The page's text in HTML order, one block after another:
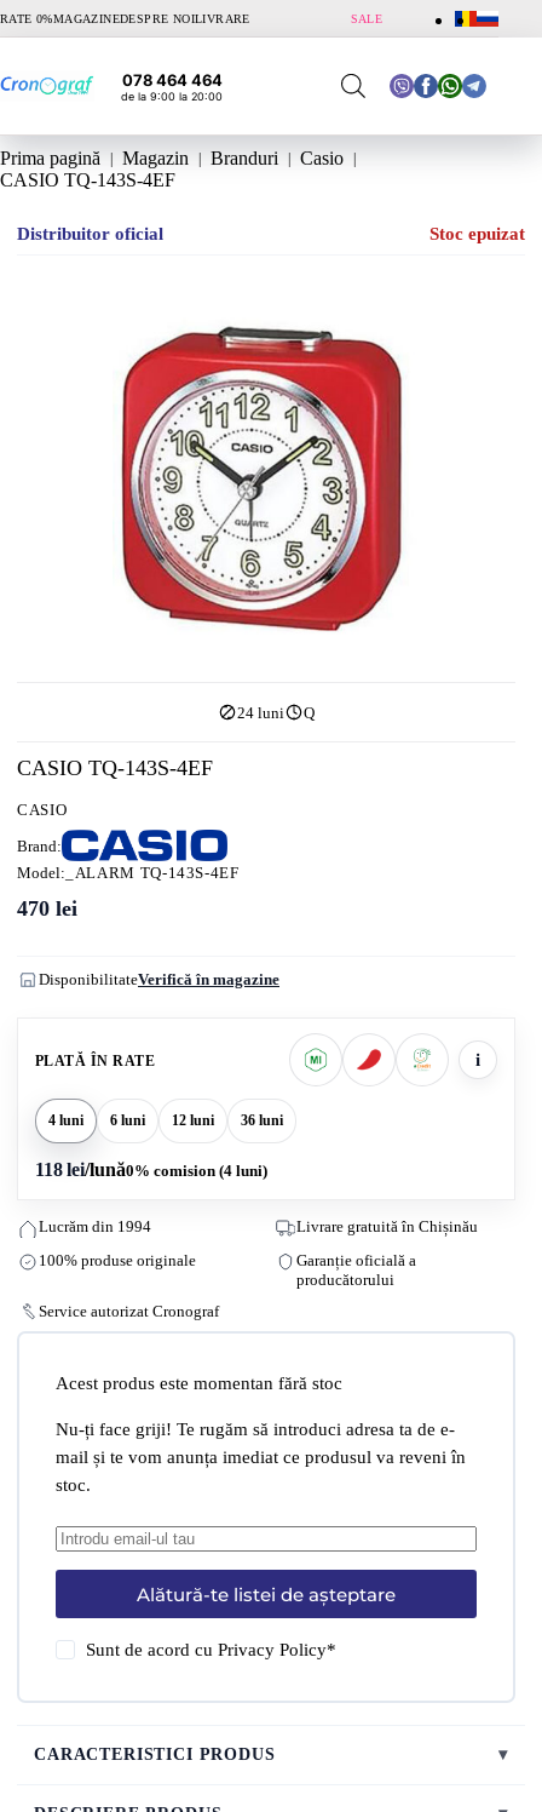
RATE 0%MAGAZINEDESPRE NOILIVRARE SALE
078 464 464
de la 9:00 la 20:00
Prima pagină Magazin Branduri
Casio
CASIO TQ-143S-4EF
Distribuitor oficial Stoc epuizat
24 luni Q
CASIO TQ-143S-4EF
CASIO
Brand:
Model: _ALARM TQ-143S-4EF
470 lei
DisponibilitateVerifică în magazine
PLATĂ ÎN RATE i
4 luni 6 luni 12 luni 36 luni
118 lei/lună0% comision (4 luni)
Lucrăm din 1994
Livrare gratuită în Chișinău
100% produse originale
Garanție oficială a
producătorului
Service autorizat Cronograf
Acest produs este momentan fără stoc
Nu-ți face griji! Te rugăm să introduci adresa ta de e-
mail și te vom anunța imediat ce produsul va reveni în
stoc.
Alătură-te listei de așteptare
Sunt de acord cuPrivacy Policy*
CARACTERISTICI PRODUS ▾